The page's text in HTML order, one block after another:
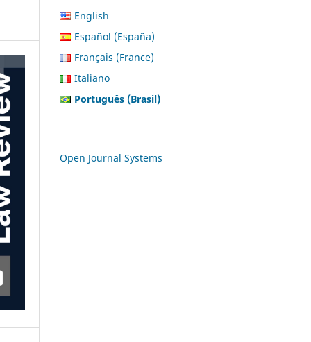
English
Español (España)
Français (France)
Italiano
Português (Brasil)
Open Journal Systems